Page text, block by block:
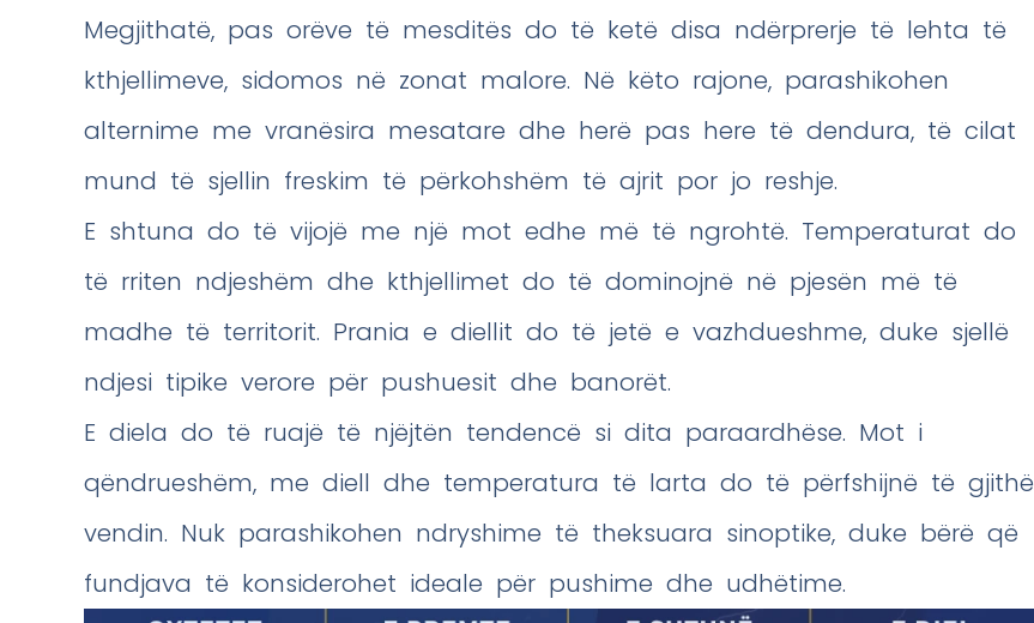
Megjithatë, pas orëve të mesditës do të ketë disa ndërprerje të lehta të
kthjellimeve, sidomos në zonat malore. Në këto rajone, parashikohen
alternime me vranësira mesatare dhe herë pas here të dendura, të cilat
mund të sjellin freskim të përkohshëm të ajrit por jo reshje.
E shtuna do të vijojë me një mot edhe më të ngrohtë. Temperaturat do
të rriten ndjeshëm dhe kthjellimet do të dominojnë në pjesën më të
madhe të territorit. Prania e diellit do të jetë e vazhdueshme, duke sjellë
ndjesi tipike verore për pushuesit dhe banorët.
E diela do të ruajë të njëjtën tendencë si dita paraardhëse. Mot i
qëndrueshëm, me diell dhe temperatura të larta do të përfshijnë të gjithë
vendin. Nuk parashikohen ndryshime të theksuara sinoptike, duke bërë që
fundjava të konsiderohet ideale për pushime dhe udhëtime.